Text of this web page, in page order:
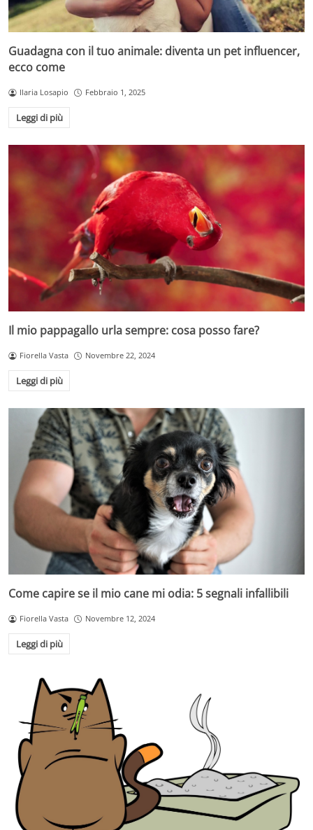
Guadagna con il tuo animale: diventa un pet influencer,
ecco come
Ilaria Losapio Febbraio 1, 2025
Leggi di più
Il mio pappagallo urla sempre: cosa posso fare?
Fiorella Vasta Novembre 22, 2024
Leggi di più
Come capire se il mio cane mi odia: 5 segnali infallibili
Fiorella Vasta Novembre 12, 2024
Leggi di più